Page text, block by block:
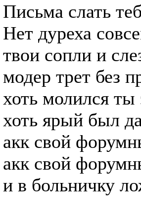
Письма слать
Нет дуреха
твои сопли и
модер трет без
хоть молился ты
хоть ярый был
акк свой
акк свой
и в больничку